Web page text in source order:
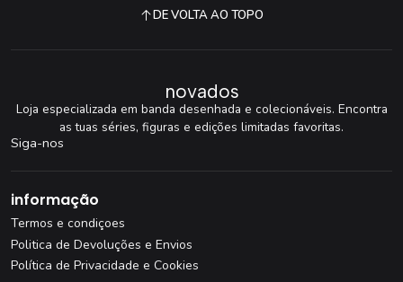
DE VOLTA AO TOPO
novados
Loja especializada em banda desenhada e colecionáveis. Encontra
as tuas séries, figuras e edições limitadas favoritas.
Siga-nos
informação
Termos e condiçoes
Politica de Devoluções e Envios
Política de Privacidade e Cookies